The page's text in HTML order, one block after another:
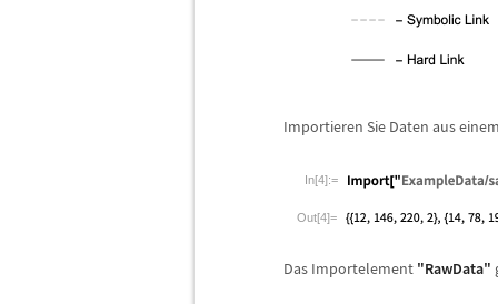
Importieren Sie Daten aus
In[4]:=
Out[4]=
Das Importelement "RawData"